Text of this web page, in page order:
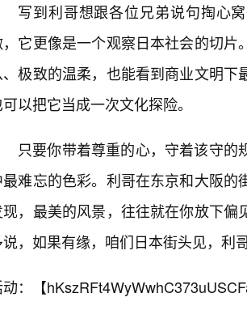
写到利哥想跟各位兄弟说句掏心
它更像是一个观察日本社会的切
、极致的温柔，也能看到商业文明
以把它当成一次文化探险。
只要你带着尊重的心，守着该守
最难忘的色彩。利哥在东京和大阪
现，最美的风景，往往就在你放下
说，如果有缘，咱们日本街头见，利
动：【